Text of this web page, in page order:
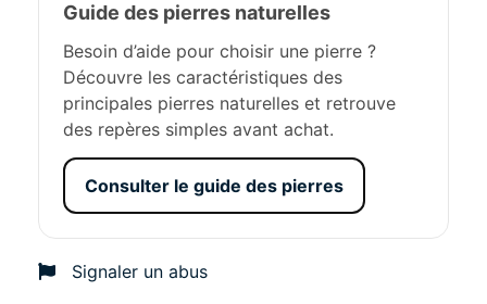
Guide des pierres naturelles
Besoin d’aide pour choisir une pierre ?
Découvre les caractéristiques des
principales pierres naturelles et retrouve
des repères simples avant achat.
Consulter le guide des pierres
Signaler un abus